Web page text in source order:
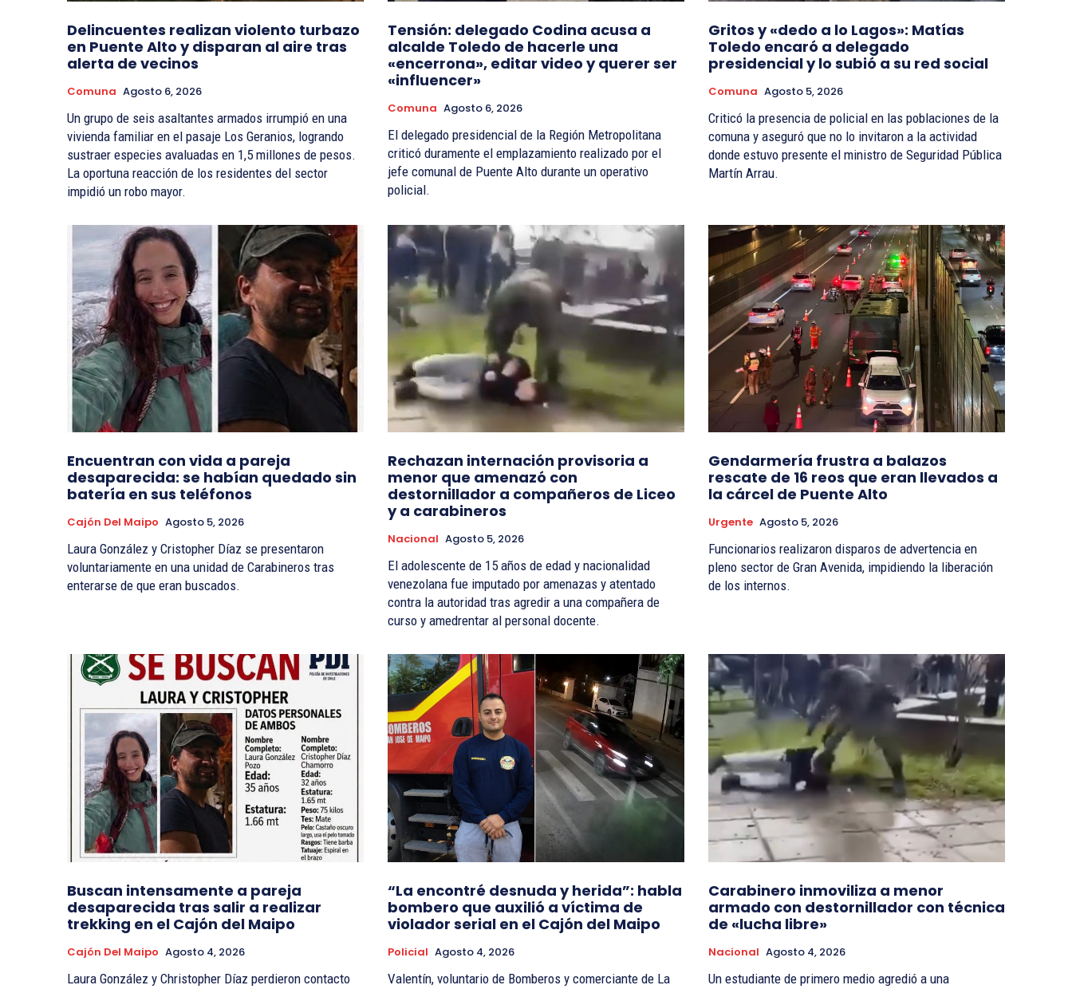
Delincuentes realizan violento turbazo
en Puente Alto y disparan al aire tras
alerta de vecinos
Comuna Agosto 6, 2026
Un grupo de seis asaltantes armados irrumpió en una
vivienda familiar en el pasaje Los Geranios, logrando
sustraer especies avaluadas en 1,5 millones de pesos.
La oportuna reacción de los residentes del sector
impidió un robo mayor.
Tensión: delegado Codina acusa a
alcalde Toledo de hacerle una
«encerrona», editar video y querer ser
«influencer»
Comuna Agosto 6, 2026
El delegado presidencial de la Región Metropolitana
criticó duramente el emplazamiento realizado por el
jefe comunal de Puente Alto durante un operativo
policial.
Gritos y «dedo a lo Lagos»: Matías
Toledo encaró a delegado
presidencial y lo subió a su red social
Comuna Agosto 5, 2026
Criticó la presencia de policial en las poblaciones de la
comuna y aseguró que no lo invitaron a la actividad
donde estuvo presente el ministro de Seguridad Pública
Martín Arrau.
Encuentran con vida a pareja
desaparecida: se habían quedado sin
batería en sus teléfonos
Cajón Del Maipo Agosto 5, 2026
Laura González y Cristopher Díaz se presentaron
voluntariamente en una unidad de Carabineros tras
enterarse de que eran buscados.
Rechazan internación provisoria a
menor que amenazó con
destornillador a compañeros de Liceo
y a carabineros
Nacional Agosto 5, 2026
El adolescente de 15 años de edad y nacionalidad
venezolana fue imputado por amenazas y atentado
contra la autoridad tras agredir a una compañera de
curso y amedrentar al personal docente.
Gendarmería frustra a balazos
rescate de 16 reos que eran llevados a
la cárcel de Puente Alto
Urgente Agosto 5, 2026
Funcionarios realizaron disparos de advertencia en
pleno sector de Gran Avenida, impidiendo la liberación
de los internos.
Buscan intensamente a pareja
desaparecida tras salir a realizar
trekking en el Cajón del Maipo
Cajón Del Maipo Agosto 4, 2026
Laura González y Christopher Díaz perdieron contacto
“La encontré desnuda y herida”: habla
bombero que auxilió a víctima de
violador serial en el Cajón del Maipo
Policial Agosto 4, 2026
Valentín, voluntario de Bomberos y comerciante de La
Carabinero inmoviliza a menor
armado con destornillador con técnica
de «lucha libre»
Nacional Agosto 4, 2026
Un estudiante de primero medio agredió a una